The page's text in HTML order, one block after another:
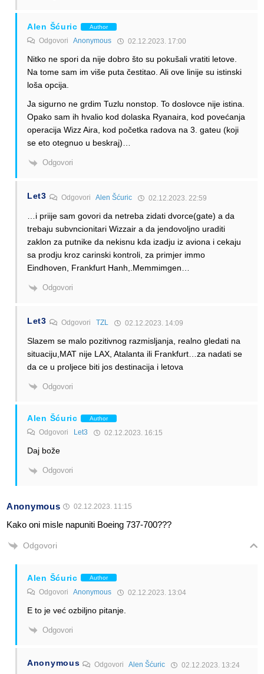
Alen Šćuric Author
Odgovori Anonymous 02.12.2023. 17:00
Nitko ne spori da nije dobro što su pokušali vratiti letove.
Na tome sam im više puta čestitao. Ali ove linije su istinski
loša opcija.
Ja sigurno ne grdim Tuzlu nonstop. To doslovce nije istina.
Opako sam ih hvalio kod dolaska Ryanaira, kod povećanja
operacija Wizz Aira, kod početka radova na 3. gateu (koji
se eto otegnuo u beskraj)…
Odgovori
Let3 Odgovori Alen Šćuric 02.12.2023. 22:59
…i priije sam govori da netreba zidati dvorce(gate) a da
trebaju subvncionitari Wizzair a da jendovoljno uraditi
zaklon za putnike da nekisnu kda izadju iz aviona i cekaju
sa prodju kroz carinski kontroli, za primjer immo
Eindhoven, Frankfurt Hanh,.Memmimgen…
Odgovori
Let3 Odgovori TZL 02.12.2023. 14:09
Slazem se malo pozitivnog razmisljanja, realno gledati na
situaciju,MAT nije LAX, Atalanta ili Frankfurt…za nadati se
da ce u proljece biti jos destinacija i letova
Odgovori
Alen Šćuric Author
Odgovori Let3 02.12.2023. 16:15
Daj bože
Odgovori
Anonymous 02.12.2023. 11:15
Kako oni misle napuniti Boeing 737-700???
Odgovori
Alen Šćuric Author
Odgovori Anonymous 02.12.2023. 13:04
E to je već ozbiljno pitanje.
Odgovori
Anonymous OdgovoriAlen Šćuric 02.12.2023. 13:24